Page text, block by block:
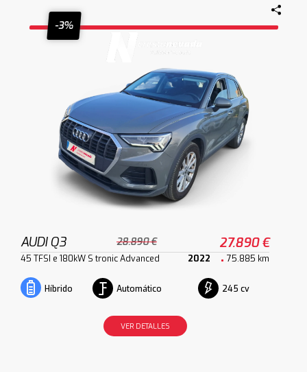
-3%
AUDI Q3 28.890 € 27.890 €
45 TFSI e 180kW S tronic Advanced 2022 75.885 km
Híbrido Automático 245 cv
VER DETALLES